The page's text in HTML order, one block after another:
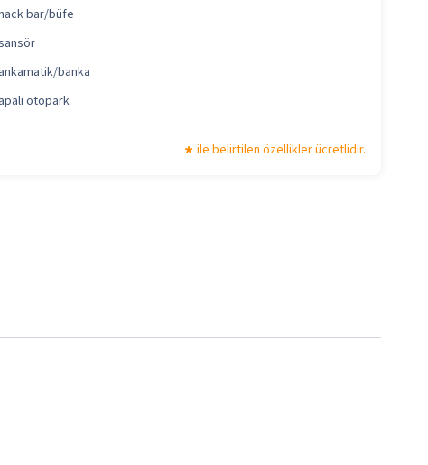
bar/büfe
banka
otopark
ile belirtilen özellikler ücretlidir.